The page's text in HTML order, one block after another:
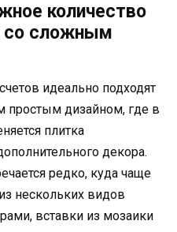
количество
со сложным
идеально подходят
простым дизайном, где в
плитка
декора.
редко, куда чаще
нескольких видов
вставки из мозаики